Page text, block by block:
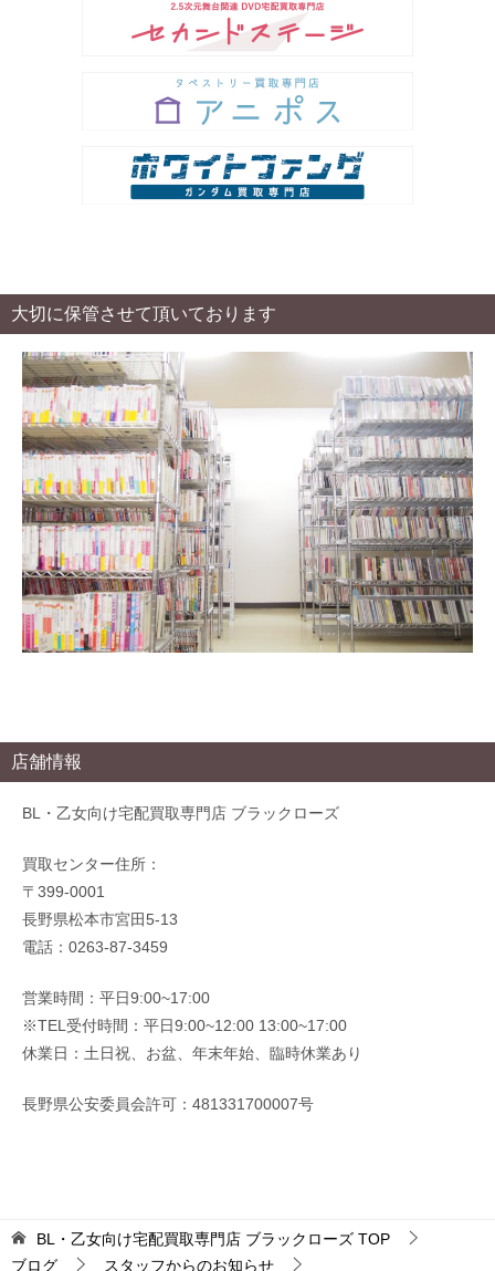
大切に保管させて頂いております
店舗情報
BL・乙女向け宅配買取専門店 ブラックローズ
買取センター住所：
〒399-0001
長野県松本市宮田5-13
電話：0263-87-3459
営業時間：平日9:00~17:00
※TEL受付時間：平日9:00~12:00 13:00~17:00
休業日：土日祝、お盆、年末年始、臨時休業あり
長野県公安委員会許可：481331700007号
BL・乙女向け宅配買取専門店 ブラックローズ TOP
ブログ
スタッフからのお知らせ